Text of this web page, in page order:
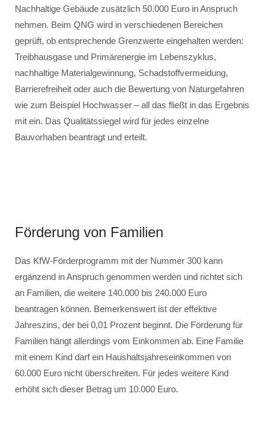
Nachhaltige Gebäude zusätzlich 50.000 Euro in Anspruch
nehmen. Beim QNG wird in verschiedenen Bereichen
geprüft, ob entsprechende Grenzwerte eingehalten werden:
Treibhausgase und Primärenergie im Lebenszyklus,
nachhaltige Materialgewinnung, Schadstoffvermeidung,
Barrierefreiheit oder auch die Bewertung von Naturgefahren
wie zum Beispiel Hochwasser – all das fließt in das Ergebnis
mit ein. Das Qualitätssiegel wird für jedes einzelne
Bauvorhaben beantragt und erteilt.
Förderung von Familien
Das KfW-Förderprogramm mit der Nummer 300 kann
ergänzend in Anspruch genommen werden und richtet sich
an Familien, die weitere 140.000 bis 240.000 Euro
beantragen können. Bemerkenswert ist der effektive
Jahreszins, der bei 0,01 Prozent beginnt. Die Förderung für
Familien hängt allerdings vom Einkommen ab. Eine Familie
mit einem Kind darf ein Haushaltsjahreseinkommen von
60.000 Euro nicht überschreiten. Für jedes weitere Kind
erhöht sich dieser Betrag um 10.000 Euro.